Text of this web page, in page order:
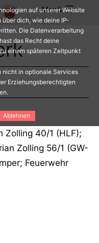
Menü
Zolling 40/1 (HLF);
Zolling 56/1 (GW-
Feuerwehr
auf unserer Website
dich, wie deine IP-
Die Datenverarbeitung
das Recht deine
einem späteren Zeitpunkt
nicht in optionale Services
Erziehungsberechtigten
Ablehnen